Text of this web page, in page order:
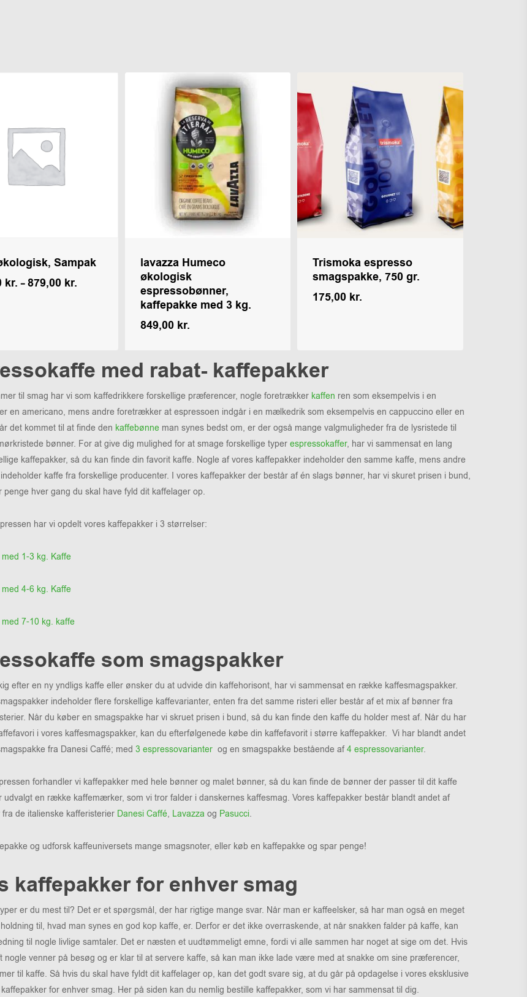
Sampak
kr. –879,00 kr.
lavazza Humeco
økologisk
espressobønner,
kaffepakke med 3 kg.
849,00 kr.
Trismoka espresso
smagspakke, 750 gr.
175,00 kr.
med rabat- kaffepakker
til smag har vi som kaffedrikkere forskellige præferencer, nogle foretrækker kaffen ren som eksempelvis i en
en americano, mens andre foretrækker at espressoen indgår i en mælkedrik som eksempelvis en cappuccino eller en
det kommet til at finde den kaffebønneman synes bedst om, er der også mange valgmuligheder fra de lysristede til
bønner. For at give dig mulighed for at smage forskellige typer espressokaffer, har vi sammensat en lang
kaffepakker, så du kan finde din favorit kaffe. Nogle af vores kaffepakker indeholder den samme kaffe, mens andre
kaffe fra forskellige producenter. I vores kaffepakker der består af én slags bønner, har vi skuret prisen i bund,
penge hver gang du skal have fyld dit kaffelager op.
har vi opdelt vores kaffepakker i 3 størrelser:
1-3 kg. Kaffe
4-6 kg. Kaffe
7-10 kg. kaffe
som smagspakker
efter en ny yndligs kaffe eller ønsker du at udvide din kaffehorisont, har vi sammensat en række kaffesmagspakker.
indeholder flere forskellige kaffevarianter, enten fra det samme risteri eller består af et mix af bønner fra
Når du køber en smagspakke har vi skruet prisen i bund, så du kan finde den kaffe du holder mest af. Når du har
i vores kaffesmagspakker, kan du efterfølgenede købe din kaffefavorit i større kaffepakker. Vi har blandt andet
fra Danesi Caffé; med 3 espressovarianterog en smagspakke bestående af4 espressovarianter.
forhandler vi kaffepakker med hele bønner og malet bønner, så du kan finde de bønner der passer til dit kaffe
udvalgt en række kaffemærker, som vi tror falder i danskernes kaffesmag. Vores kaffepakker består blandt andet af
de italienske kafferisterier Danesi Caffé, Lavazza og Pasucci.
og udforsk kaffeuniversets mange smagsnoter, eller køb en kaffepakke og spar penge!
kaffepakker for enhver smag
er du mest til? Det er et spørgsmål, der har rigtige mange svar. Når man er kaffeelsker, så har man også en meget
til, hvad man synes en god kop kaffe, er. Derfor er det ikke overraskende, at når snakken falder på kaffe, kan
til nogle livlige samtaler. Det er næsten et uudtømmeligt emne, fordi vi alle sammen har noget at sige om det. Hvis
nogle venner på besøg og er klar til at servere kaffe, så kan man ikke lade være med at snakke om sine præferencer,
til kaffe. Så hvis du skal have fyldt dit kaffelager op, kan det godt svare sig, at du går på opdagelse i vores eksklusive
for enhver smag. Her på siden kan du nemlig bestille kaffepakker, som vi har sammensat til dig.